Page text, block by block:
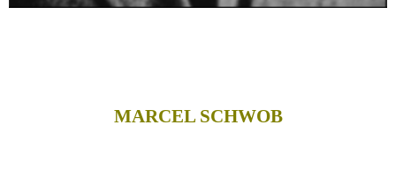
MARCEL SCHWOB